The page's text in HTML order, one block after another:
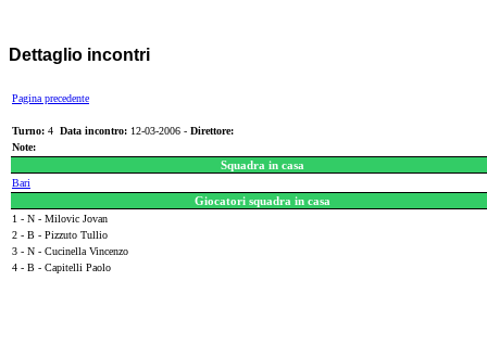
Dettaglio incontri
Pagina precedente
Turno: 4 Data incontro: 12-03-2006 - Direttore:
Note:
Squadra in casa
Bari
Giocatori squadra in casa
1 - N - Milovic Jovan
2 - B - Pizzuto Tullio
3 - N - Cucinella Vincenzo
4 - B - Capitelli Paolo